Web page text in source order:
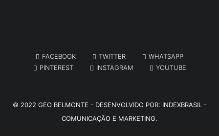
FACEBOOK TWITTER
WHATSAPP
PINTEREST
INSTAGRAM YOUTUBE
© 2022 GEO BELMONTE - DESENVOLVIDO POR: INDEXBRASIL -
COMUNICAÇÃO E MARKETING.